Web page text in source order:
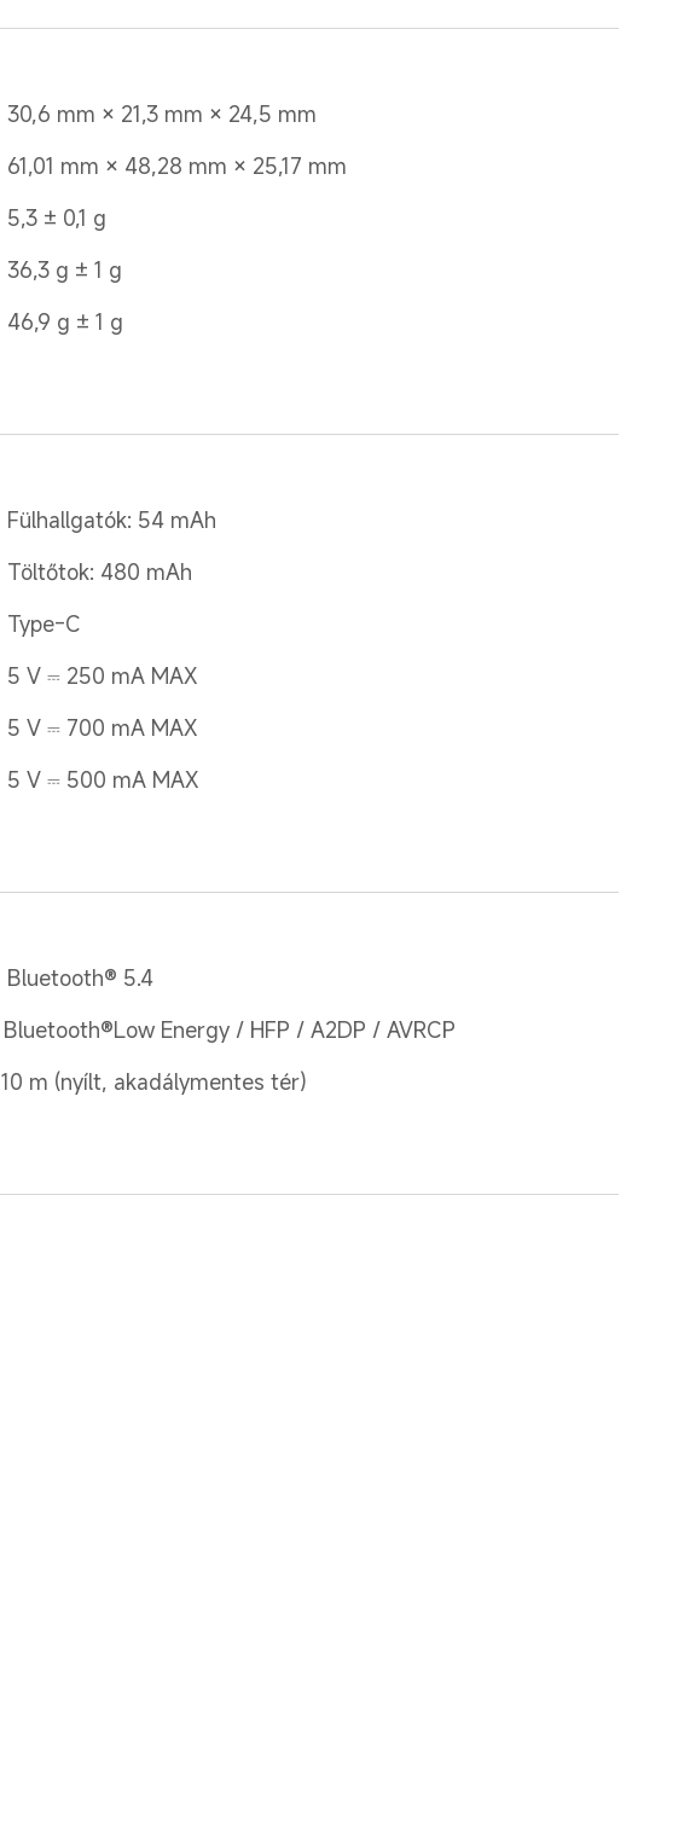
30,6 mm × 21,3 mm × 24,5 mm
61,01 mm × 48,28 mm × 25,17 mm
5,3 ± 0,1 g
36,3 g ± 1 g
46,9 g ± 1 g
Fülhallgatók: 54 mAh
Töltőtok: 480 mAh
Type-C
5 V ⎓ 250 mA MAX
5 V ⎓ 700 mA MAX
5 V ⎓ 500 mA MAX
Bluetooth® 5.4
Bluetooth®Low Energy / HFP / A2DP / AVRCP
10 m (nyílt, akadálymentes tér)